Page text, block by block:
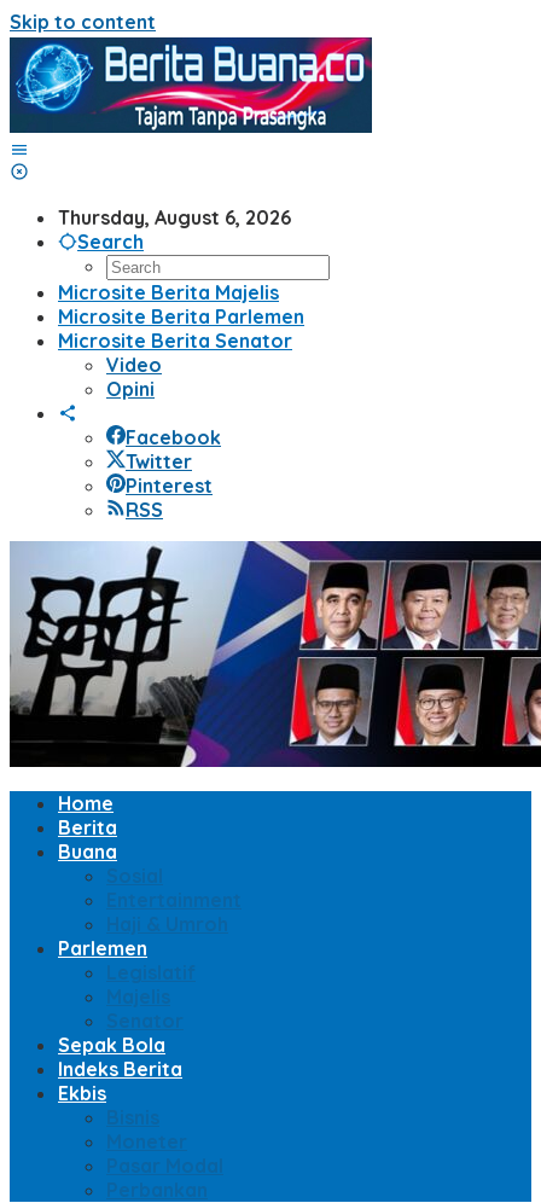
Skip to content
Thursday, August 6, 2026
Search
Microsite Berita Majelis
Microsite Berita Parlemen
Microsite Berita Senator
Video
Opini
Facebook
Twitter
Pinterest
RSS
Home
Berita
Buana
Sosial
Entertainment
Haji & Umroh
Parlemen
Legislatif
Majelis
Senator
Sepak Bola
Indeks Berita
Ekbis
Bisnis
Moneter
Pasar Modal
Perbankan